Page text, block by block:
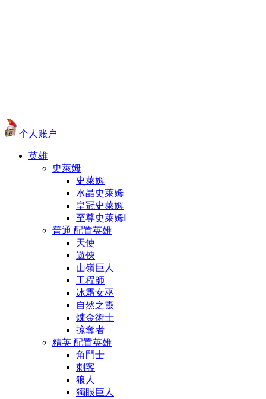
个人账户
英雄
史萊姆
史萊姆
水晶史萊姆
皇冠史萊姆
至尊史萊姆Ⅰ
普通 配置英雄
天使
遊俠
山嶺巨人
工程師
冰霜女巫
自然之靈
煉金術士
掠奪者
精英 配置英雄
角鬥士
刺客
狼人
獨眼巨人